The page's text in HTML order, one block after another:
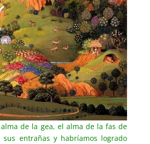
de la gea, el alma de la fas de
entrañas y habríamos logrado